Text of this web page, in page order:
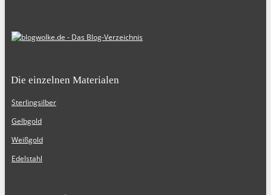
Die einzelnen Materialen
Sterlingsilber
Gelbgold
Weißgold
Edelstahl